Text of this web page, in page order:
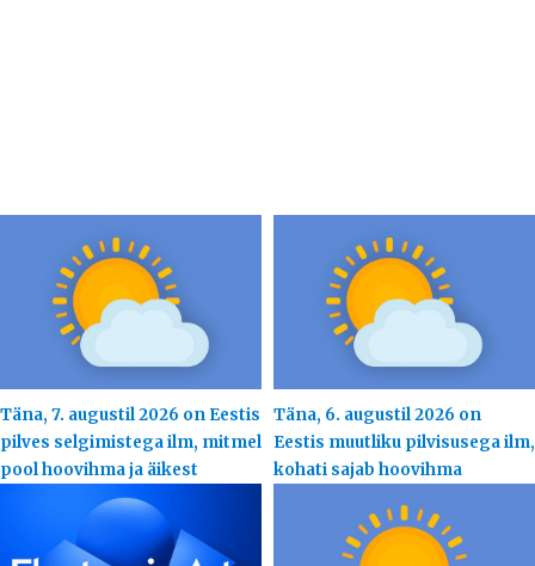
Täna, 7. augustil 2026 on Eestis
pilves selgimistega ilm, mitmel
pool hoovihma ja äikest
Täna, 6. augustil 2026 on
Eestis muutliku pilvisusega ilm,
kohati sajab hoovihma